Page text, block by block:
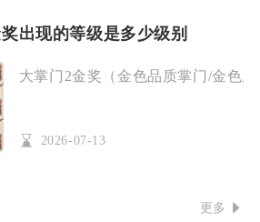
出现的等级是多少级别
大掌门2金奖（金色品质掌门/金色
2026-07-13
更多